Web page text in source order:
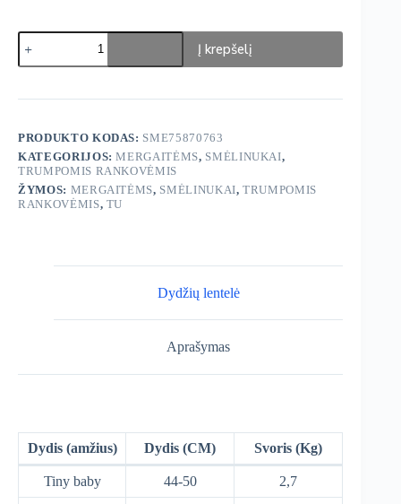
produkto
kiekis:
TU
3
Į krepšelį
PRODUKTO KODAS: SME75870763
KATEGORIJOS:MERGAITĖMS, SMĖLINUKAI,
TRUMPOMIS RANKOVĖMIS
ŽYMOS: MERGAITĖMS, SMĖLINUKAI,TRUMPOMIS
RANKOVĖMIS, TU
Dydžių lentelė
Aprašymas
Dydis (amžius) Dydis (CM) Svoris (Kg)
Tiny baby 44-50 2,7